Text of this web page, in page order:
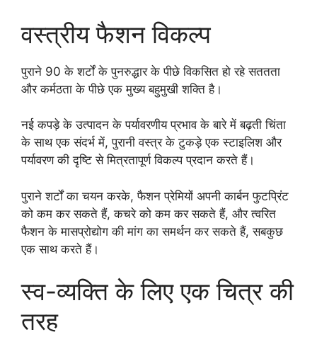
वस्त्रीय फैशन विकल्प
पुराने 90 के शर्टों के पुनरुद्धार के पीछे विकसित हो रहे सततता
और कर्मठता के पीछे एक मुख्य बहुमुखी शक्ति है।
नई कपड़े के उत्पादन के पर्यावरणीय प्रभाव के बारे में बढ़ती चिंता
के साथ एक संदर्भ में, पुरानी वस्त्र के टुकड़े एक स्टाइलिश और
पर्यावरण की दृष्टि से मित्रतापूर्ण विकल्प प्रदान करते हैं।
पुराने शर्टों का चयन करके, फैशन प्रेमियों अपनी कार्बन फुटप्रिंट
को कम कर सकते हैं, कचरे को कम कर सकते हैं, और त्वरित
फैशन के मासप्रोद्योग की मांग का समर्थन कर सकते हैं, सबकुछ
एक साथ करते हैं।
स्व-व्यक्ति के लिए एक चित्र की
तरह